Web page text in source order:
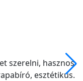
szerelni, hasznos
esztétikus.